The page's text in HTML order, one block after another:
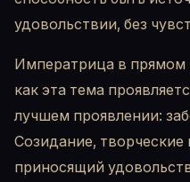
удовольствии, без
Императрица в прямом
как эта тема
лучшем проявлении:
Созидание, творческие
приносящий